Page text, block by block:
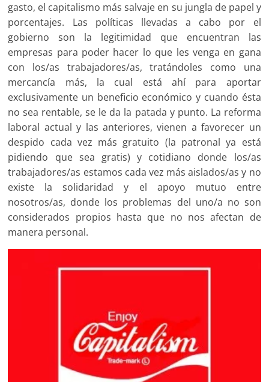
gasto, el capitalismo más salvaje en su jungla de papel y
porcentajes. Las políticas llevadas a cabo por el
gobierno son la legitimidad que encuentran las
empresas para poder hacer lo que les venga en gana
con los/as trabajadores/as, tratándoles como una
mercancía más, la cual está ahí para aportar
exclusivamente un beneficio económico y cuando ésta
no sea rentable, se le da la patada y punto. La reforma
laboral actual y las anteriores, vienen a favorecer un
despido cada vez más gratuito (la patronal ya está
pidiendo que sea gratis) y cotidiano donde los/as
trabajadores/as estamos cada vez más aislados/as y no
existe la solidaridad y el apoyo mutuo entre
nosotros/as, donde los problemas del uno/a no son
considerados propios hasta que no nos afectan de
manera personal.